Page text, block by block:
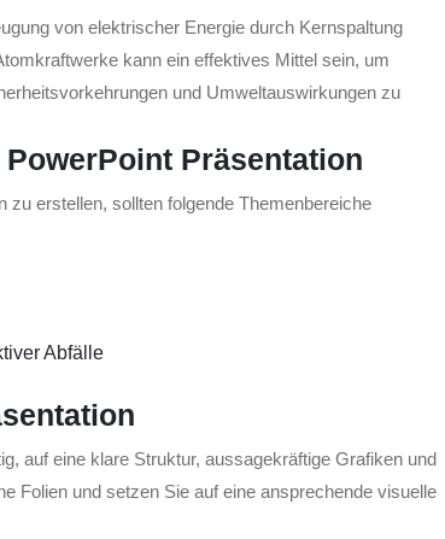
von elektrischer Energie durch Kernspaltung
kann ein effektives Mittel sein, um
und Umweltauswirkungen zu
Präsentation
erstellen, sollten folgende Themenbereiche
Abfälle
auf eine klare Struktur, aussagekräftige Grafiken und
Folien und setzen Sie auf eine ansprechende visuelle